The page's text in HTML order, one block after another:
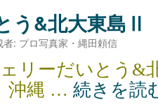
う&北大東島Ⅱ
者: プロ写真家・縄田頼信
リーだいとう&
沖縄 … 続きを読